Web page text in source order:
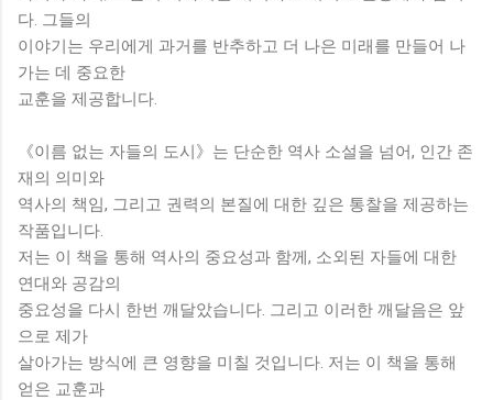
다. 그들의
이야기는 우리에게 과거를 반추하고 더 나은 미래를 만들어 나
가는 데 중요한
교훈을 제공합니다.
《이름 없는 자들의 도시》는 단순한 역사 소설을 넘어, 인간 존
재의 의미와
역사의 책임, 그리고 권력의 본질에 대한 깊은 통찰을 제공하는
작품입니다.
저는 이 책을 통해 역사의 중요성과 함께, 소외된 자들에 대한
연대와 공감의
중요성을 다시 한번 깨달았습니다. 그리고 이러한 깨달음은 앞
으로 제가
살아가는 방식에 큰 영향을 미칠 것입니다. 저는 이 책을 통해
얻은 교훈과